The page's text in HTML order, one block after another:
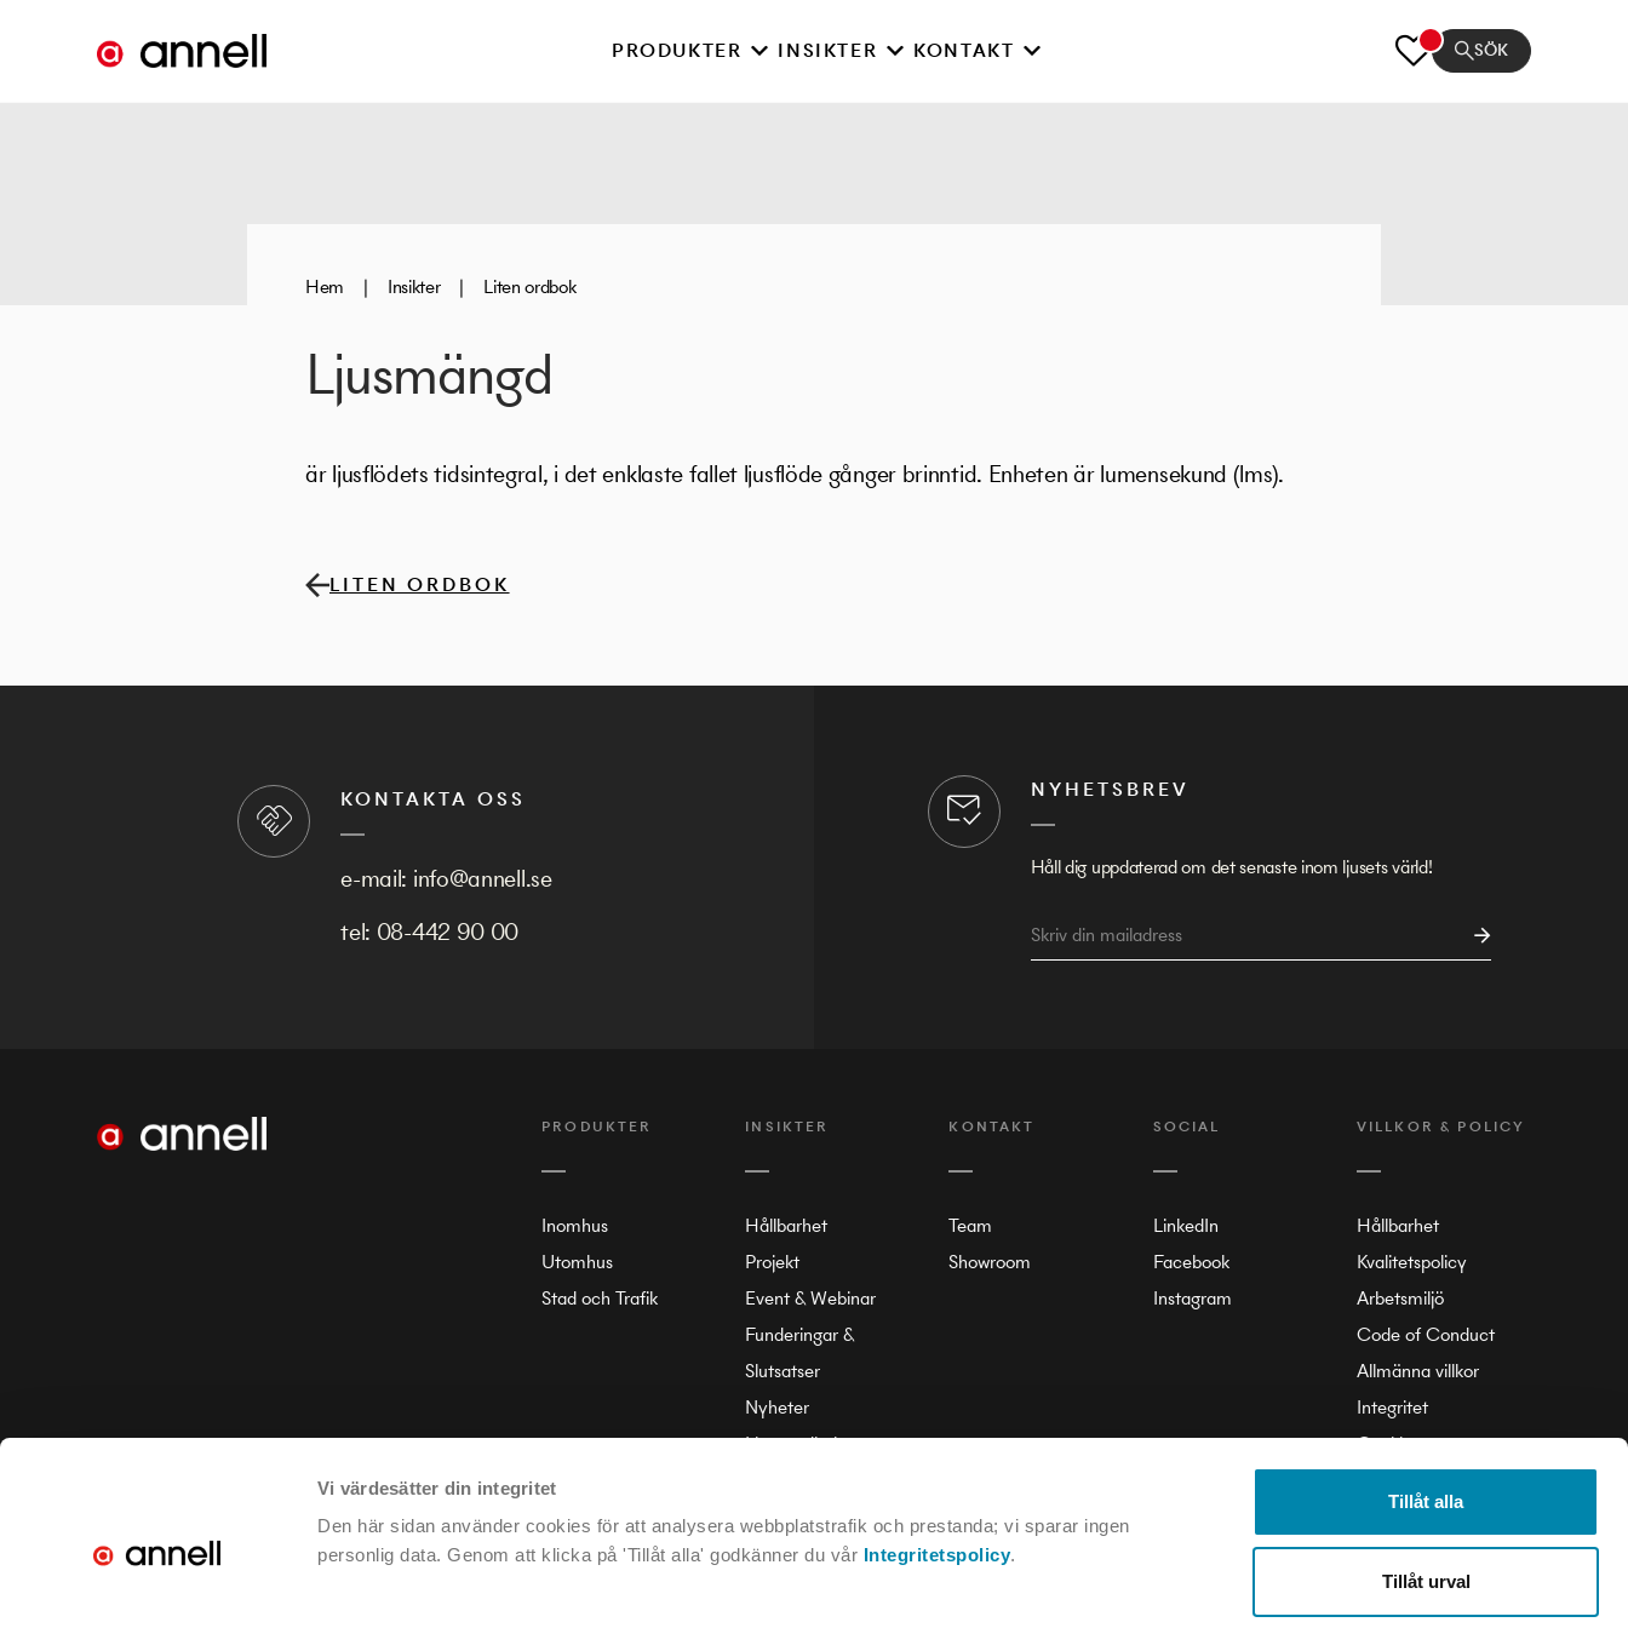
Vi värdesätter din integritet
Den här sidan använder cookies för att analysera webbplatstrafik och prestanda; vi sparar ingen
personlig data. Genom att klicka på 'Tillåt alla' godkänner du vår Integritetspolicy.
Tillåt alla
Tillåt urval
PRODUKTER INSIKTER KONTAKT SÖK
Hem | Insikter | Liten ordbok
Ljusmängd
är ljusflödets tidsintegral, i det enklaste fallet ljusflöde gånger brinntid. Enheten är lumensekund (lms).
LITEN ORDBOK
KONTAKTA OSS
e-mail: info@annell.se
tel: 08-442 90 00
NYHETSBREV
Håll dig uppdaterad om det senaste inom ljusets värld!
PRODUKTER
Inomhus
Utomhus
Stad och Trafik
INSIKTER
Hållbarhet
Projekt
Event & Webinar
Funderingar &
Slutsatser
Nyheter
Liten ordbok
KONTAKT
Team
Showroom
SOCIAL
LinkedIn
Facebook
Instagram
VILLKOR & POLICY
Hållbarhet
Kvalitetspolicy
Arbetsmiljö
Code of Conduct
Allmänna villkor
Integritet
Cookie